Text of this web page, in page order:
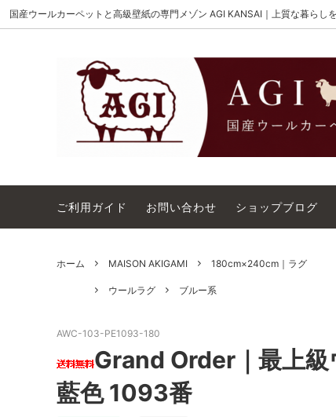
国産ウールカーペットと高級壁紙の専門メゾン AGI KANSAI｜上質な暮らし
MAISON AKIGAMI
ウィルトンオーダー｜別注ウールカーペ
コットンテープ｜10cm幅 カー
施工用ウールカーペット ウ
AGI KANSAI について カ
ご利用ガイド お問い合わせ ショップブログ
ホーム MAISON AKIGAMI 180cm×240cm｜ラグ
ウールラグ ブルー系
AWC-103-PE1093-180
Grand Order｜最上
藍色 1093番